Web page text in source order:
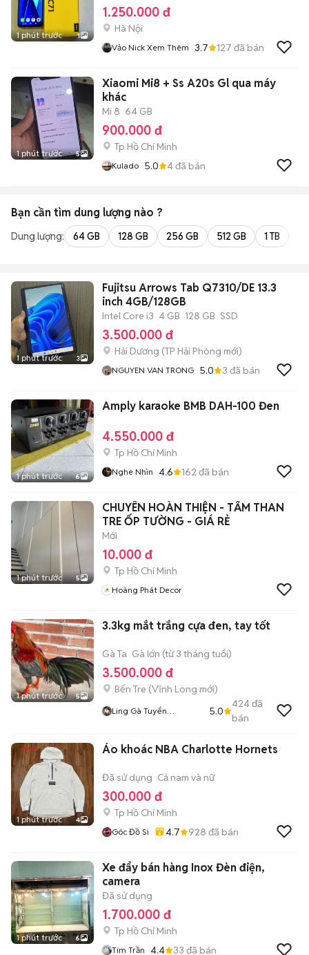
1 phút trước 1
1.250.000 đ
Hà Nội
Vảo Nick Xem Thêm 3.7 127 đã bán
1 phút trước 5
Xiaomi Mi8 + Ss A20s Gl qua máy
khác
Mi 8 64 GB
900.000 đ
Tp Hồ Chí Minh
Kulado 5.0 4đã bán
Bạn cần tìm dung lượng nào ?
Dung lượng: 64 GB 128 GB 256 GB 512 GB 1 TB
1 phút trước 3
Fujitsu Arrows Tab Q7310/DE 13.3
inch 4GB/128GB
Intel Core i3 4 GB 128 GB SSD
3.500.000 đ
Hải Dương (TP Hải Phòng mới)
NGUYEN VAN TRONG 5.0 3 đã bán
1 phút trước 6
Amply karaoke BMB DAH-100 Đen
4.550.000 đ
Tp Hồ Chí Minh
Nghe Nhìn 4.6 162 đã bán
1 phút trước 5
CHUYÊN HOÀN THIỆN - TẤM THAN
TRE ỐP TƯỜNG - GIÁ RẺ
Mới
10.000 đ
Tp Hồ Chí Minh
Hoàng Phát Decor
1 phút trước 5
3.3kg mắt trắng cựa đen, tay tốt
Gà Ta Gà lớn (từ 3 tháng tuổi)
3.500.000 đ
Bến Tre (Vĩnh Long mới)
Ling Gà Tuyển
5.0
424đã
bán
1 phút trước 4
Áo khoác NBA Charlotte Hornets
Đã sử dụng Cả nam và nữ
300.000 đ
Tp Hồ Chí Minh
Góc Đồ Si 4.7 928 đã bán
1 phút trước 6
Xe đẩy bán hàng Inox Đèn điện,
camera
Đã sử dụng
1.700.000 đ
Tp Hồ Chí Minh
Tim Trần 4.4 33 đã bán